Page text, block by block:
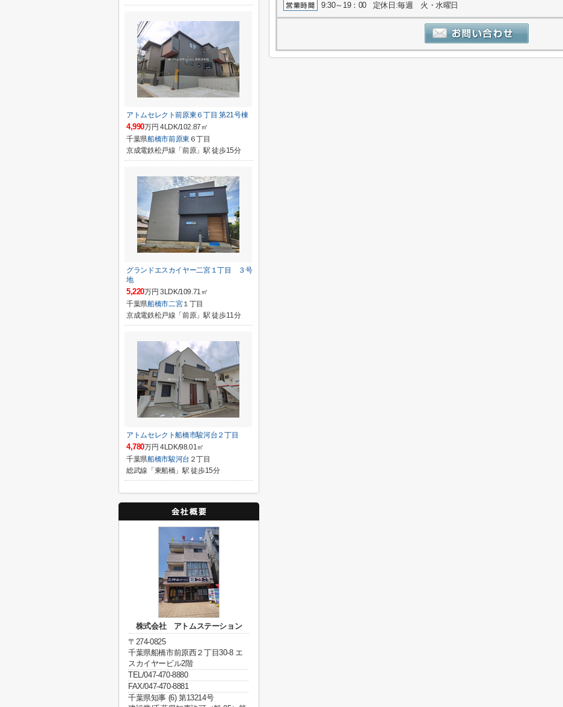
9:30～19：00 定休日:毎週 火・水曜日
アトムセレクト前原東６丁目 第21号棟
4,990万円 4LDK/102.87㎡
千葉県船橋市前原東 ６丁目
京成電鉄松戸線「前原」駅 徒歩15分
グランドエスカイヤー二宮１丁目 ３号
地
5,220万円 3LDK/109.71㎡
千葉県船橋市二宮１丁目
京成電鉄松戸線「前原」駅 徒歩11分
アトムセレクト船橋市駿河台２丁目
4,780万円 4LDK/98.01㎡
千葉県船橋市駿河台 ２丁目
総武線「東船橋」駅 徒歩15分
株式会社 アトムステーション
〒274-0825
千葉県船橋市前原西２丁目30-8 エ
スカイヤービル2階
TEL/047-470-8880
FAX/047-470-8881
千葉県知事 (6) 第13214号